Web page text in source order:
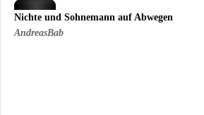
Nichte und Sohnemann auf Abwegen
AndreasBab